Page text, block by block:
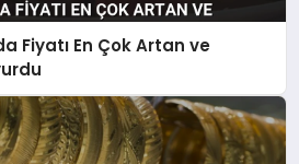
Fiyatı En Çok Artan ve